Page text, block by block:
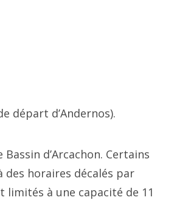
départ d’Andernos).
d’Arcachon. Certains
horaires décalés par
limités à une capacité de 11